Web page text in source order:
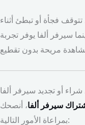
فجأة أو تبطئ أثناء
سيرفر ألفا يوفر تجربة
أو تجديد سيرفر ألفا
سيرفر ألفا، أنصحك
بمراعاة الأمور التالية: